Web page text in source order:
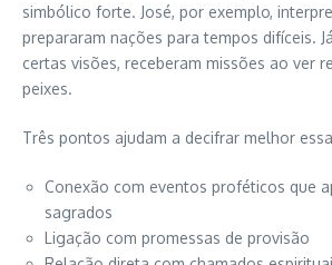
simbólico forte. José, por exemplo,
prepararam nações para tempos difíceis.
certas visões, receberam missões ao ver
peixes.
Três pontos ajudam a decifrar melhor
Conexão com eventos proféticos que
sagrados
Ligação com promessas de provisão